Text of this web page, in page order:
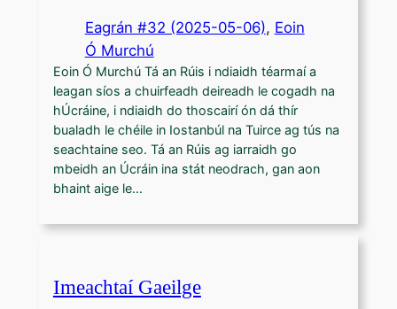
Eagrán #32 (2025-05-06), Eoin
Ó Murchú
Eoin Ó Murchú Tá an Rúis i ndiaidh téarmaí a
leagan síos a chuirfeadh deireadh le cogadh na
hÚcráine, i ndiaidh do thoscairí ón dá thír
bualadh le chéile in Iostanbúl na Tuirce ag tús na
seachtaine seo. Tá an Rúis ag iarraidh go
mbeidh an Úcráin ina stát neodrach, gan aon
bhaint aige le…
Imeachtaí Gaeilge